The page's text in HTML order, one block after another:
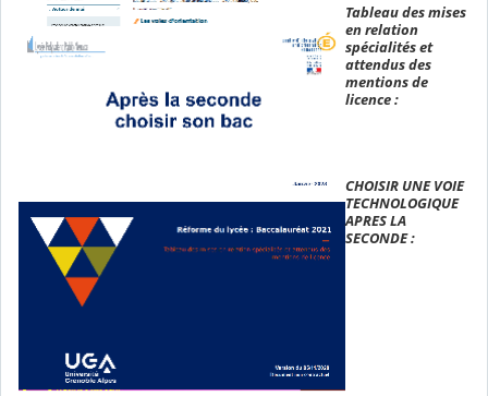
Tableau des mises
en relation
spécialités et
attendus des
mentions de
licence :
CHOISIR UNE VOIE
TECHNOLOGIQUE
APRES LA
SECONDE :